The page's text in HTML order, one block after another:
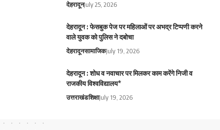
देहरादूनJuly 25, 2026
देहरादून : फेसबुक पेज पर महिलाओं पर अभद्र टिप्पणी करने
वाले युवक को पुलिस ने दबोचा
देहरादूनसामाजिकJuly 19, 2026
देहरादून : शोध व नवाचार पर मिलकर काम करेंगे निजी व
राजकीय विश्वविद्यालय*
उत्तराखंडशिक्षाJuly 19, 2026